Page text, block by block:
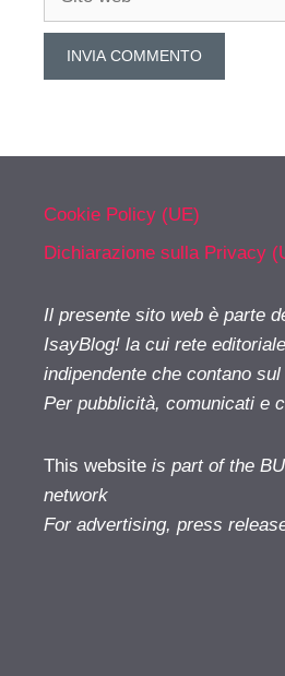
Cookie Policy (UE)
Dichiarazione sulla Privacy
Il presente sito web è parte
IsayBlog! la cui rete
indipendente che contano
Per pubblicità, comunicati e
This website is part of the
network
For advertising, press